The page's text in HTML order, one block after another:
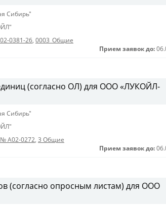
Сибирь"
0381-26, 0003_Общие
Прием заявок до:
(согласно ОЛ) для ООО «ЛУКОЙЛ-
Сибирь"
A02-0272, 3 Общие
Прием заявок до:
(согласно опросным листам) для ООО